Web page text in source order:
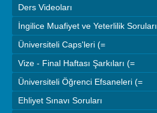
Ders Videoları
İngilice Muafiyet ve Yeterlilik Soruları
Üniversiteli Caps'leri (=
Vize - Final Haftası Şarkıları (=
Üniversiteli Öğrenci Efsaneleri (=
Ehliyet Sınavı Soruları